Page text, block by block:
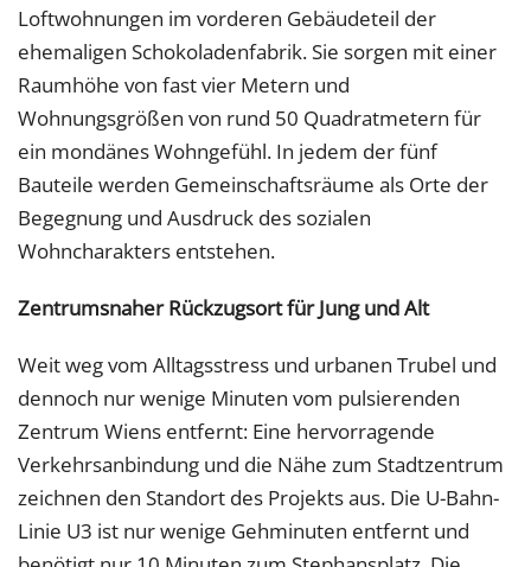
Loftwohnungen im vorderen Gebäudeteil der
ehemaligen Schokoladenfabrik. Sie sorgen mit einer
Raumhöhe von fast vier Metern und
Wohnungsgrößen von rund 50 Quadratmetern für
ein mondänes Wohngefühl. In jedem der fünf
Bauteile werden Gemeinschaftsräume als Orte der
Begegnung und Ausdruck des sozialen
Wohncharakters entstehen.
Zentrumsnaher Rückzugsort für Jung und Alt
Weit weg vom Alltagsstress und urbanen Trubel und
dennoch nur wenige Minuten vom pulsierenden
Zentrum Wiens entfernt: Eine hervorragende
Verkehrsanbindung und die Nähe zum Stadtzentrum
zeichnen den Standort des Projekts aus. Die U-Bahn-
Linie U3 ist nur wenige Gehminuten entfernt und